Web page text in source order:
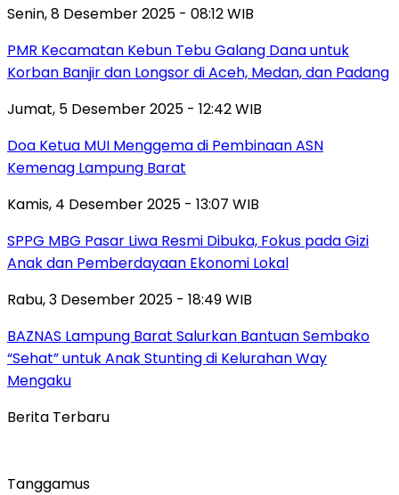
Senin, 8 Desember 2025 - 08:12 WIB
PMR Kecamatan Kebun Tebu Galang Dana untuk
Korban Banjir dan Longsor di Aceh, Medan, dan Padang
Jumat, 5 Desember 2025 - 12:42 WIB
Doa Ketua MUI Menggema di Pembinaan ASN
Kemenag Lampung Barat
Kamis, 4 Desember 2025 - 13:07 WIB
SPPG MBG Pasar Liwa Resmi Dibuka, Fokus pada Gizi
Anak dan Pemberdayaan Ekonomi Lokal
Rabu, 3 Desember 2025 - 18:49 WIB
BAZNAS Lampung Barat Salurkan Bantuan Sembako
“Sehat” untuk Anak Stunting di Kelurahan Way
Mengaku
Berita Terbaru
Tanggamus